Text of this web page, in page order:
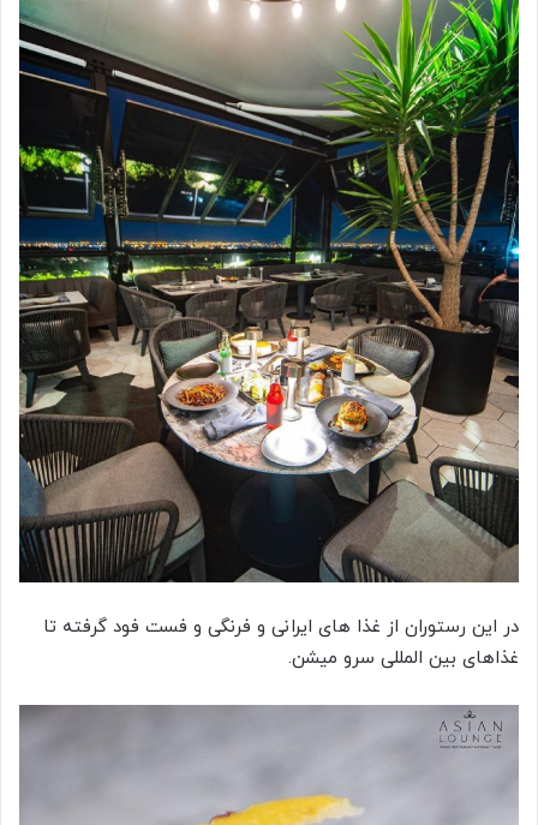
در این رستوران از غذا های ایرانی و فرنگی و فست فود گرفته تا
غذاهای بین المللی سرو میشن.